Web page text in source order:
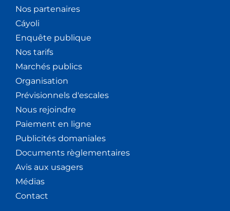
Nos partenaires
Cáyoli
Enquête publique
Nos tarifs
Marchés publics
Organisation
Prévisionnels d'escales
Nous rejoindre
Paiement en ligne
Publicités domaniales
Documents règlementaires
Avis aux usagers
Médias
Contact